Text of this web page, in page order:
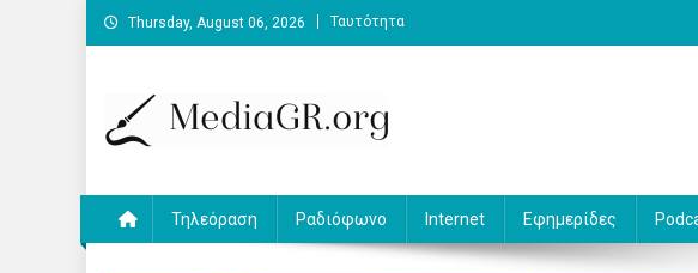
Skip
to
Thursday, August 06, 2026 Ταυτότητα
Τηλεόραση Ραδιόφωνο Internet Εφημερίδες